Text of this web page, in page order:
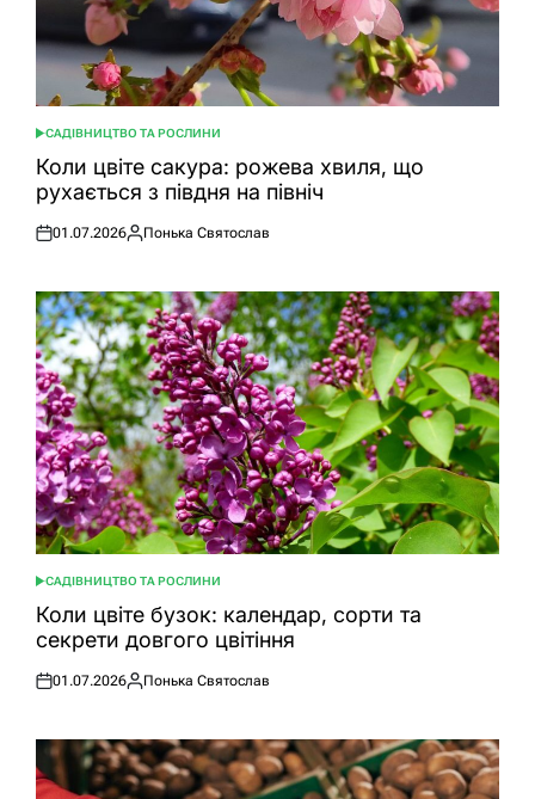
ОПУБЛІКУВАТИ
У
САДІВНИЦТВО ТА РОСЛИНИ
Коли цвіте сакура: рожева хвиля, що
рухається з півдня на північ
Оприлюднено
01.07.2026
Опубліковано
Понька Святослав
ОПУБЛІКУВАТИ
У
САДІВНИЦТВО ТА РОСЛИНИ
Коли цвіте бузок: календар, сорти та
секрети довгого цвітіння
Оприлюднено
01.07.2026
Опубліковано
Понька Святослав